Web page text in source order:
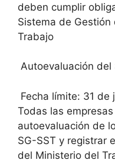
deben cumplir
Sistema de
Trabajo
Autoevaluación del
Fecha límite: 31 de
Todas las
autoevaluación de
SG-SST y registrar
del Ministerio del